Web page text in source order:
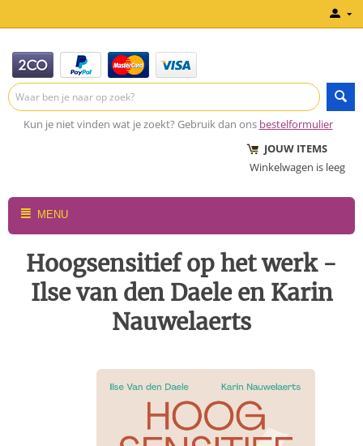
Kun je niet vinden wat je zoekt? Gebruik dan ons bestelformulier
JOUW ITEMS
Winkelwagen is leeg
MENU
Hoogsensitief op het werk -
Ilse van den Daele en Karin
Nauwelaerts